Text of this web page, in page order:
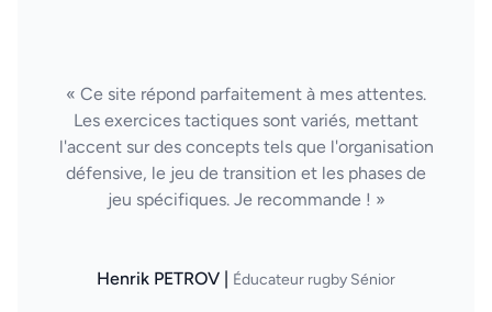
« Ce site répond parfaitement à mes attentes.
Les exercices tactiques sont variés, mettant
l'accent sur des concepts tels que l'organisation
défensive, le jeu de transition et les phases de
jeu spécifiques. Je recommande ! »
Henrik PETROV | Éducateur rugby Sénior